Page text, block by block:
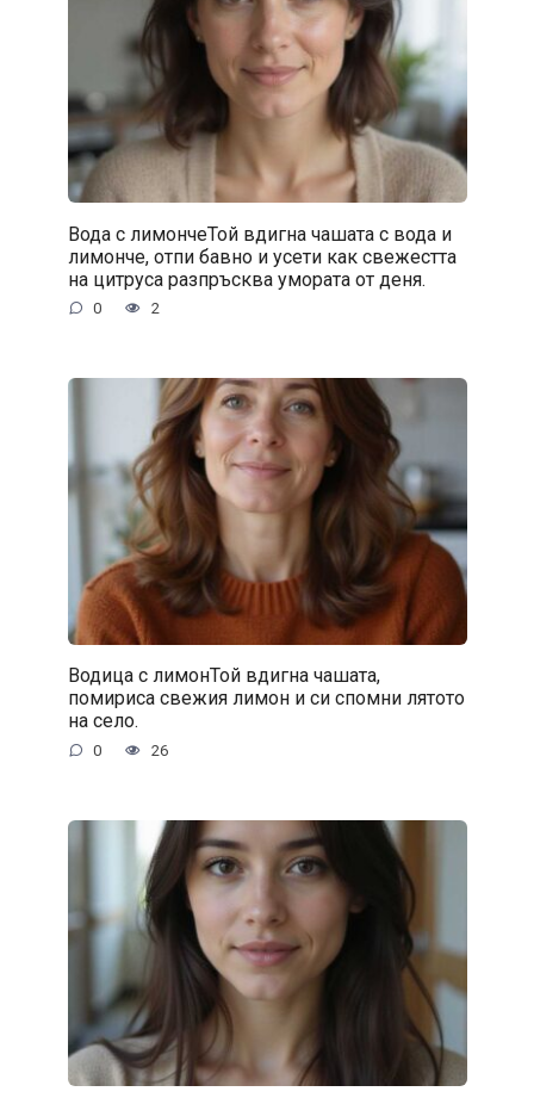
Вода с лимончеТой вдигна чашата с вода и
лимонче, отпи бавно и усети как свежестта
на цитруса разпръсква умората от деня.
0 2
Водица с лимонТой вдигна чашата,
помириса свежия лимон и си спомни лятото
на село.
0 26